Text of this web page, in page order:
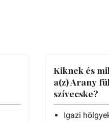
Kiknek és
a(z) Arany
szívecske?
Igazi